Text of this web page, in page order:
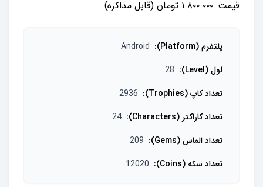
قیمت: ۱.۸۰۰.۰۰۰ تومان (قابل مذاکره)
پلتفرم (Platform) :
Android
لول (Level)
:
28
تعداد کاپ (Trophies)
:
2936
تعداد کاراکتر (Characters)
:
24
تعداد الماس (Gems)
:
209
تعداد سکه (Coins)
:
12020